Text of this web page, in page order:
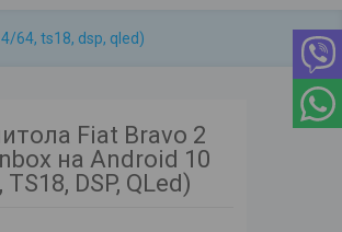
64, ts18, dsp, qled)
Fiat Bravo 2
на Android 10
DSP, QLed)